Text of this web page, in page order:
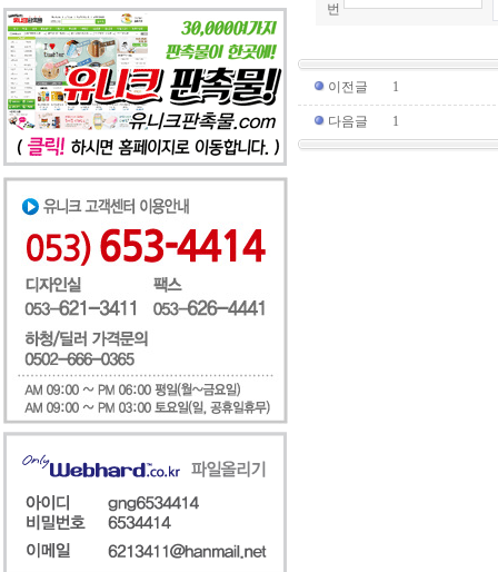
번
이전글 1
다음글 1